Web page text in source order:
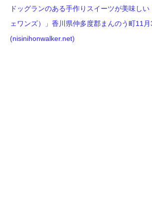
ドッグランのある手作りスイーツが美味しい
ェワンズ）」香川県仲多度郡まんのう町11
(nisinihonwalker.net)